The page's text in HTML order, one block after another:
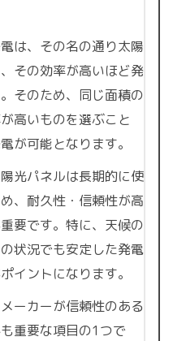
は、その名の通り太陽
その効率が高いほど発
そのため、同じ面積の
高いものを選ぶこと
が可能となります。
光パネルは長期的に使
、耐久性・信頼性が高
要です。特に、天候の
状況でも安定した発電
イントになります。
ーカーが信頼性のある
重要な項目の1つで